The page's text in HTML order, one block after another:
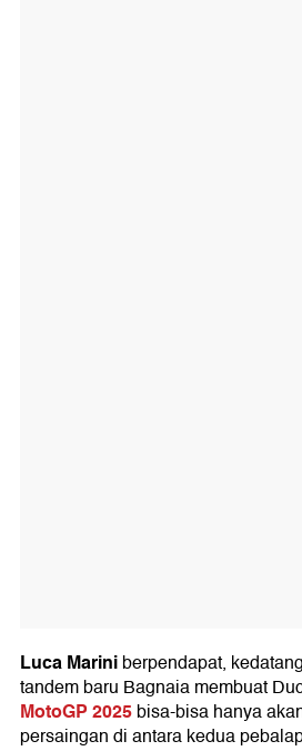
Luca Mariniberpendapat,
tandem baru Bagnaia membuat
MotoGP 2025bisa-bisa hanya
persaingan di antara kedua